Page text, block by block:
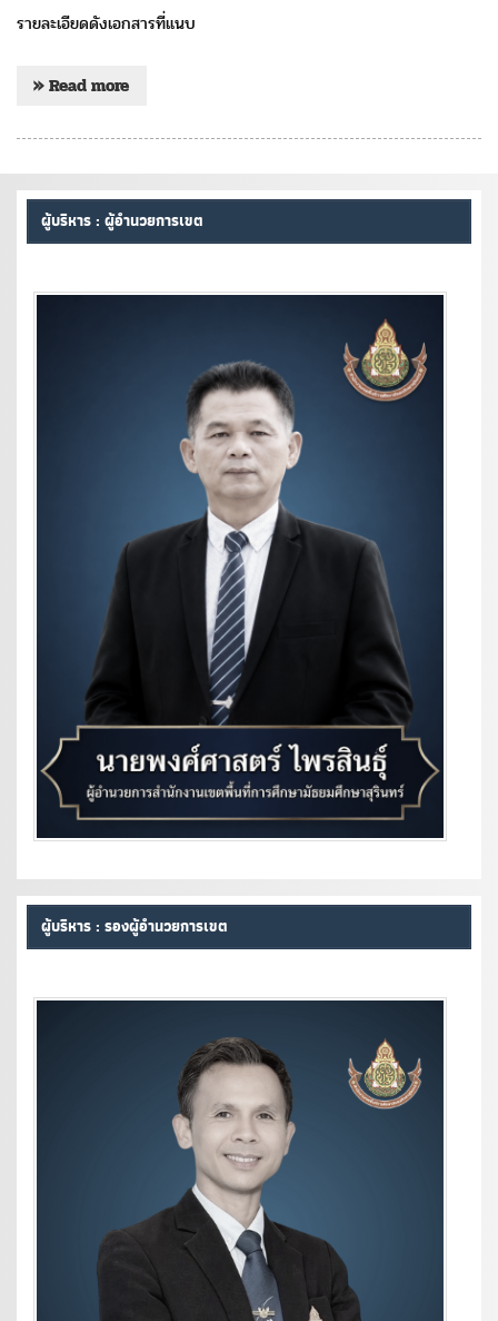
รายละเอียดดังเอกสารที่แนบ
» Read more
ผู้บริหาร : ผู้อำนวยการเขต
ผู้บริหาร : รองผู้อำนวยการเขต